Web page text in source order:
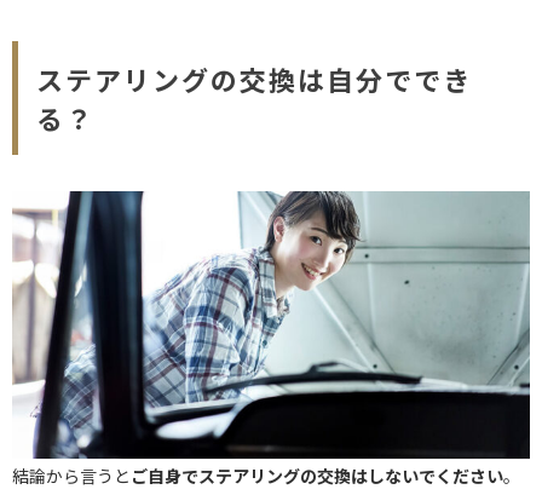
ステアリングの交換は自分ででき
る？
結論から言うと ご自身でステアリングの交換はしないでください。